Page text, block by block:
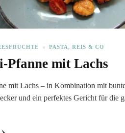
PASTA, REIS & CO
Pfanne mit Lachs
mit Lachs – in Kombination mit
und ein perfektes Gericht für die